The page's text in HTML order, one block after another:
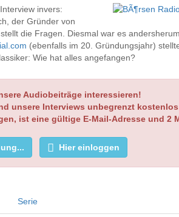
invers:
der Gründer von
die Fragen. Diesmal war es
(ebenfalls im 20. Gründungsjahr)
Wie hat alles angefangen?
Audiobeiträge interessieren!
unsere Interviews unbegrenzt
ist eine gültige E-Mail-Adresse und 2
Hier einloggen
Serie